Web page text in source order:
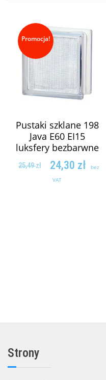
Promocja!
Pustaki szklane 198
Java E60 EI15
luksfery bezbarwne
25,49zł 24,30 zł
bez
VAT
Strony